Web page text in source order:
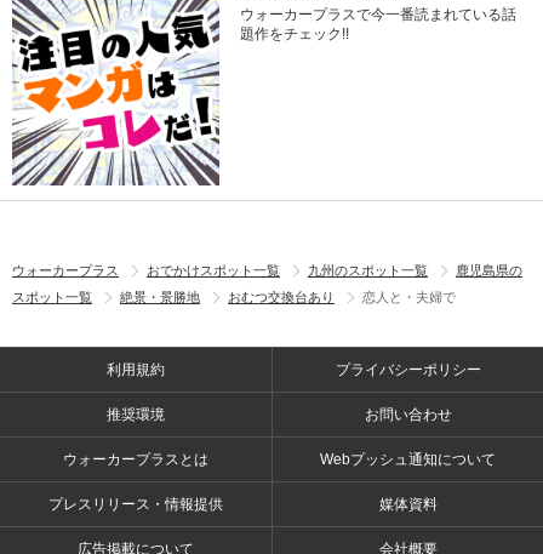
ウォーカープラスで今一番読まれている話
題作をチェック!!
ウォーカープラス おでかけスポット一覧 九州のスポット一覧
鹿児島県の
スポット一覧
絶景・景勝地 おむつ交換台あり 恋人と・夫婦で
利用規約 プライバシーポリシー
推奨環境 お問い合わせ
ウォーカープラスとは Webプッシュ通知について
プレスリリース・情報提供 媒体資料
広告掲載について 会社概要